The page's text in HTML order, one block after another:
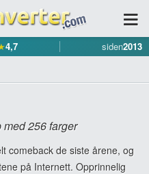
4,7 siden2013
256 farger
comeback de siste årene, og
på Internett. Opprinnelig